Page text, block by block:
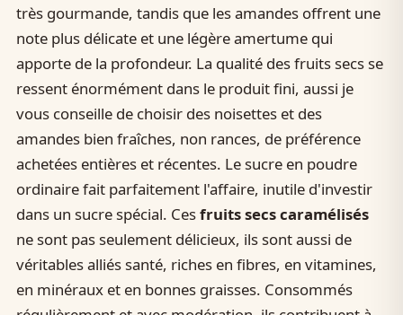
très gourmande, tandis que les amandes offrent une
note plus délicate et une légère amertume qui
apporte de la profondeur. La qualité des fruits secs se
ressent énormément dans le produit fini, aussi je
vous conseille de choisir des noisettes et des
amandes bien fraîches, non rances, de préférence
achetées entières et récentes. Le sucre en poudre
ordinaire fait parfaitement l'affaire, inutile d'investir
dans un sucre spécial. Cesfruits secs caramélisés
ne sont pas seulement délicieux, ils sont aussi de
véritables alliés santé, riches en fibres, en vitamines,
en minéraux et en bonnes graisses. Consommés